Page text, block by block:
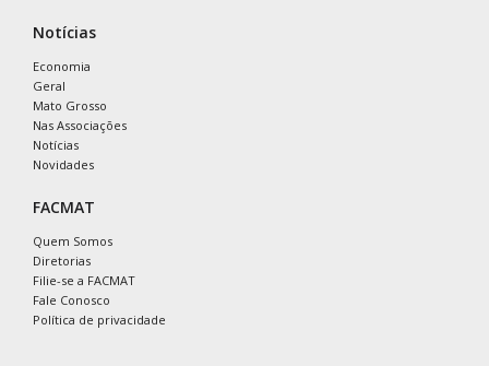
Notícias
Economia
Geral
Mato Grosso
Nas Associações
Notícias
Novidades
FACMAT
Quem Somos
Diretorias
Filie-se a FACMAT
Fale Conosco
Política de privacidade